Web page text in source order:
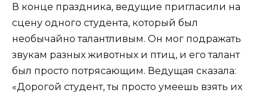
В конце праздника, ведущие пригласили на
сцену одного студента, который был
необычайно талантливым. Он мог подражать
звукам разных животных и птиц, и его талант
был просто потрясающим. Ведущая сказала:
«Дорогой студент, ты просто умеешь взять их